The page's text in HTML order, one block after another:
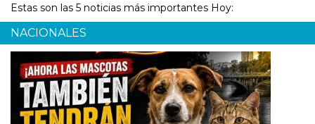
Estas son las 5 noticias más importantes Hoy:
NACIONALES